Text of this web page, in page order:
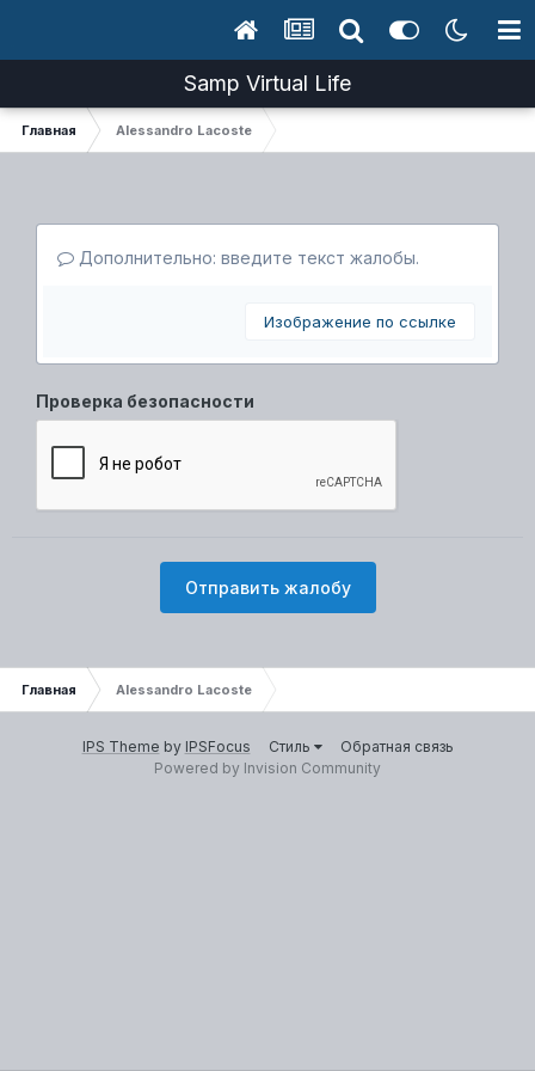
Samp Virtual Life
Главная Alessandro Lacoste
Дополнительно: введите текст жалобы.
Изображение по ссылке
Проверка безопасности
Отправить жалобу
Главная Alessandro Lacoste
IPS Theme by IPSFocus Стиль
Обратная связь
Powered by Invision Community